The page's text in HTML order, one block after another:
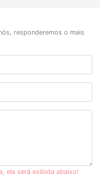
responderemos o mais
ela será exibida abaixo!